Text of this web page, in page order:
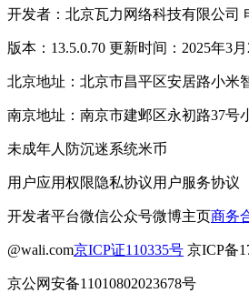
开发者：北京瓦力网络科技有限公司
版本：13.5.0.70 更新时间：2025年3月
北京地址：北京市昌平区安居路小米
南京地址：南京市建邺区永初路37号
未成年人防沉迷系统米币
用户应用权限隐私协议用户服务协议
开发者平台微信公众号微博主页商务
@wali.com京ICP证110335号 京ICP备
京公网安备11010802023678号